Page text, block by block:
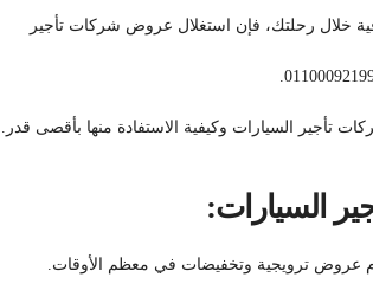
خلال رحلتك، فإن استغلال عروض شركات تأجير
تأجير السيارات وكيفية الاستفادة منها بأقصى قدر.
السيارات:
عروض ترويجية وتخفيضات في معظم الأوقات.